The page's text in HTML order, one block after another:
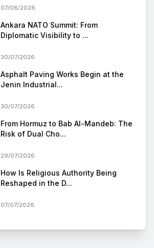
07/08/2026
Ankara NATO Summit: From
Diplomatic Visibility to ...
30/07/2026
Asphalt Paving Works Begin at the
Jenin Industrial...
30/07/2026
From Hormuz to Bab Al-Mandeb: The
Risk of Dual Cho...
29/07/2026
How Is Religious Authority Being
Reshaped in the D...
07/07/2026